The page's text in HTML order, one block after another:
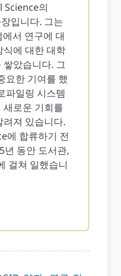
의
입니다. 그는
서 연구에 대
식에 대한 대학
았습니다. 그
요한 기여를 했
파일링 시스템
새로운 기회를
져 있습니다.
에 합류하기 전
년 동안 도서관,
걸쳐 일했습니